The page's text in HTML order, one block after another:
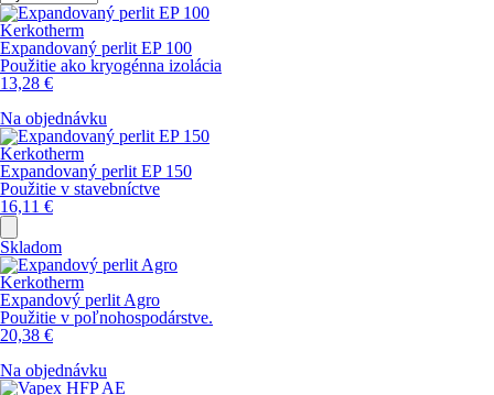
Kerkotherm
Expandovaný perlit EP 100
Použitie ako kryogénna izolácia
13,28 €
Na objednávku
Kerkotherm
Expandovaný perlit EP 150
Použitie v stavebníctve
16,11 €
Skladom
Kerkotherm
Expandový perlit Agro
Použitie v poľnohospodárstve.
20,38 €
Na objednávku